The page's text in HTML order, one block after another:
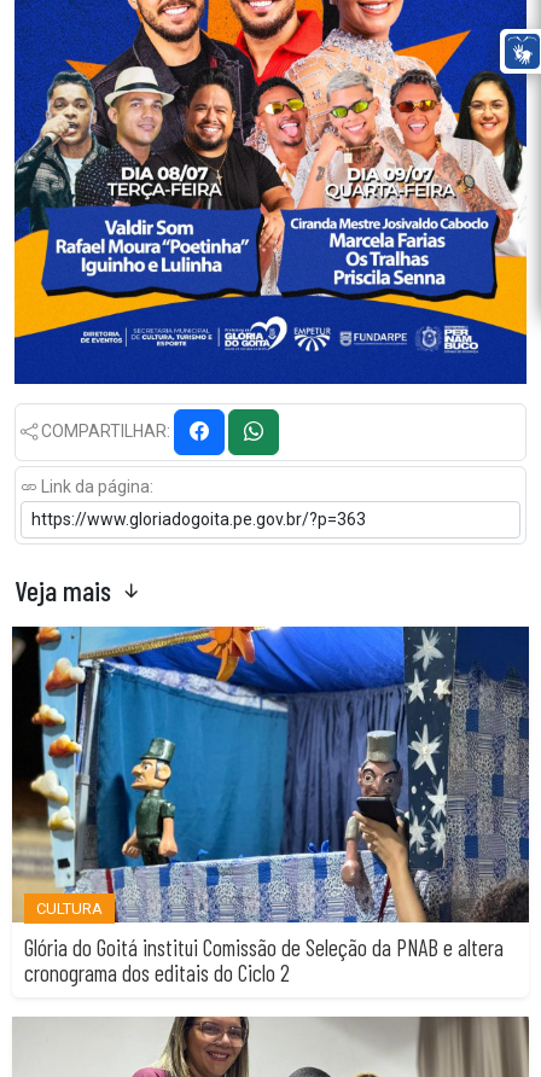
COMPARTILHAR:
Link da página:
Veja mais
CULTURA
Glória do Goitá institui Comissão de Seleção da PNAB e altera
cronograma dos editais do Ciclo 2